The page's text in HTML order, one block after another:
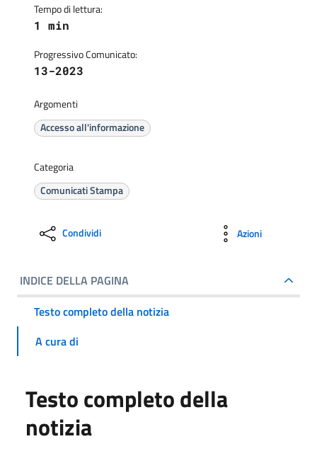
Tempo di lettura:
1 min
Progressivo Comunicato:
13-2023
Argomenti
Accesso all'informazione
Categoria
Comunicati Stampa
Condividi Azioni
INDICE DELLA PAGINA
Testo completo della notizia
A cura di
Testo completo della
notizia